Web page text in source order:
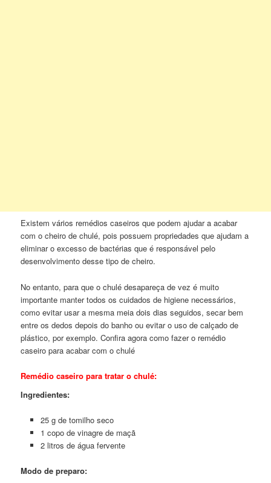
Existem vários remédios caseiros que podem ajudar a acabar
com o cheiro de chulé, pois possuem propriedades que ajudam a
eliminar o excesso de bactérias que é responsável pelo
desenvolvimento desse tipo de cheiro.
No entanto, para que o chulé desapareça de vez é muito
importante manter todos os cuidados de higiene necessários,
como evitar usar a mesma meia dois dias seguidos, secar bem
entre os dedos depois do banho ou evitar o uso de calçado de
plástico, por exemplo. Confira agora como fazer o remédio
caseiro para acabar com o chulé
Remédio caseiro para tratar o chulé:
Ingredientes:
25 g de tomilho seco
1 copo de vinagre de maçã
2 litros de água fervente
Modo de preparo: